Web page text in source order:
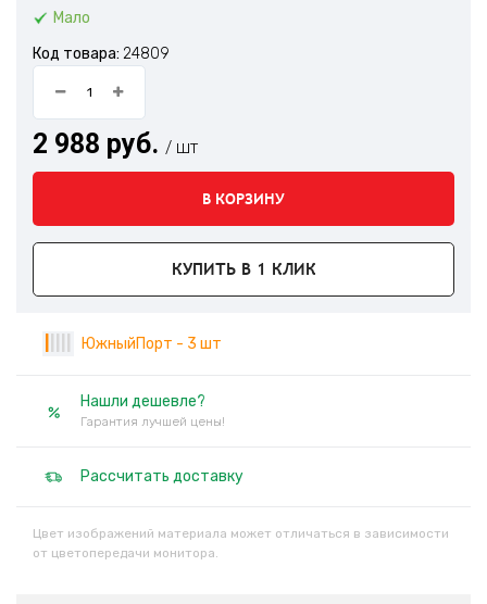
Мало
Код товара: 24809
2 988 руб. / шт
В КОРЗИНУ
КУПИТЬ В 1 КЛИК
ЮжныйПорт - 3 шт
Нашли дешевле?
Гарантия лучшей цены!
Рассчитать доставку
Цвет изображений материала может отличаться в зависимости
от цветопередачи монитора.